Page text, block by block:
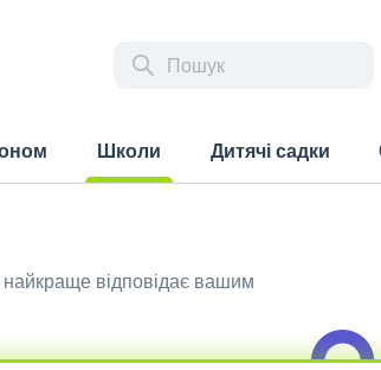
Школи
Дитячі садки
найкраще відповідає вашим